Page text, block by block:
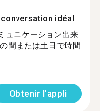
idéal
ュニケーション出来
間または土日で時間
Obtenir l'appli